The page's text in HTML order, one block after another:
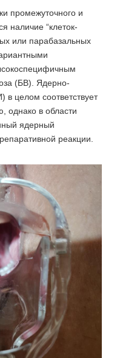
промежуточного и
наличие “клеток-
или парабазальных
(БВ). Ядерно-
в целом соответствует
однако в области
ядерный
реакции.